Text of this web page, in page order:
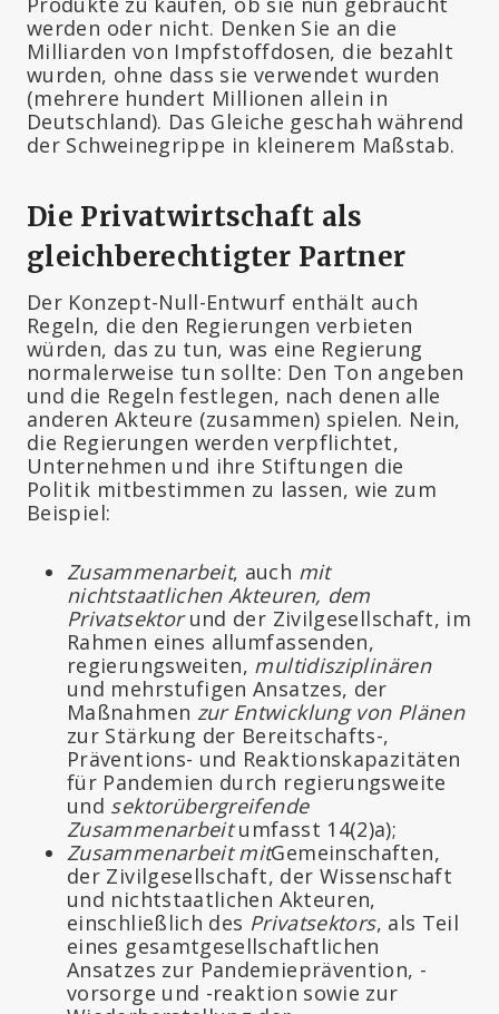
werden oder nicht. Denken Sie an die
Milliarden von Impfstoffdosen, die bezahlt
wurden, ohne dass sie verwendet wurden
(mehrere hundert Millionen allein in
Deutschland). Das Gleiche geschah während
der Schweinegrippe in kleinerem Maßstab.
Die Privatwirtschaft als
gleichberechtigter Partner
Der Konzept-Null-Entwurf enthält auch
Regeln, die den Regierungen verbieten
würden, das zu tun, was eine Regierung
normalerweise tun sollte: Den Ton angeben
und die Regeln festlegen, nach denen alle
anderen Akteure (zusammen) spielen. Nein,
die Regierungen werden verpflichtet,
Unternehmen und ihre Stiftungen die
Politik mitbestimmen zu lassen, wie zum
Beispiel:
Zusammenarbeit, auch mit
nichtstaatlichen Akteuren, dem
Privatsektorund der Zivilgesellschaft, im
Rahmen eines allumfassenden,
regierungsweiten, multidisziplinären
und mehrstufigen Ansatzes, der
Maßnahmen zur Entwicklung von Plänen
zur Stärkung der Bereitschafts-,
Präventions- und Reaktionskapazitäten
für Pandemien durch regierungsweite
und sektorübergreifende
Zusammenarbeitumfasst 14(2)a);
Zusammenarbeit mitGemeinschaften,
der Zivilgesellschaft, der Wissenschaft
und nichtstaatlichen Akteuren,
einschließlich des Privatsektors, als Teil
eines gesamtgesellschaftlichen
Ansatzes zur Pandemieprävention, -
vorsorge und -reaktion sowie zur